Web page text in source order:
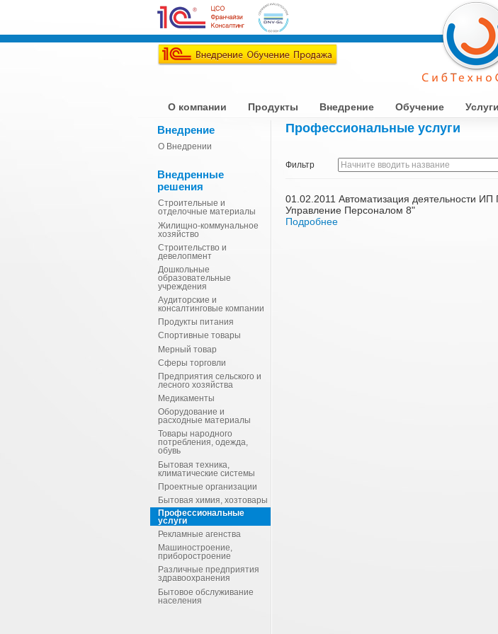
О компании Продукты Внедрение Обучение Услуги
Внедрение
О Внедрении
Внедренные
решения
Строительные и
отделочные материалы
Жилищно-коммунальное
хозяйство
Строительство и
девелопмент
Дошкольные
образовательные
учреждения
Аудиторские и
консалтинговые компании
Продукты питания
Спортивные товары
Мерный товар
Сферы торговли
Предприятия сельского и
лесного хозяйства
Медикаменты
Оборудование и
расходные материалы
Товары народного
потребления, одежда,
обувь
Бытовая техника,
климатические системы
Проектные организации
Бытовая химия, хозтовары
Профессиональные
услуги
Рекламные агенства
Машиностроение,
приборостроение
Различные предприятия
здравоохранения
Бытовое обслуживание
населения
Профессиональные услуги
Фильтр
01.02.2011 Автоматизация деятельности
Управление Персоналом 8"
Подробнее